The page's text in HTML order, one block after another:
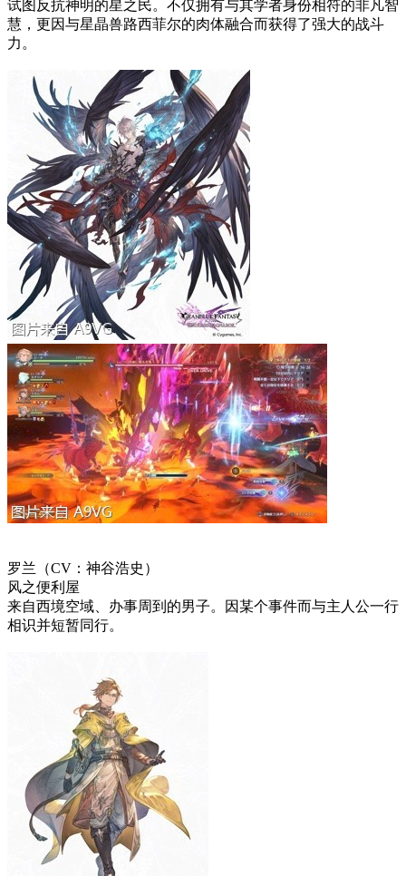
试图反抗神明的星之民。不仅拥有与其学者身份相符的非凡智
慧，更因与星晶兽路西菲尔的肉体融合而获得了强大的战斗
力。
罗兰（CV：神谷浩史）
风之便利屋
来自西境空域、办事周到的男子。因某个事件而与主人公一行
相识并短暂同行。